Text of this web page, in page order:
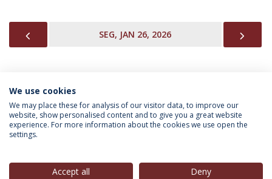
SEG, JAN 26, 2026
INFORMAÇÃO PARA
We use cookies
We may place these for analysis of our visitor data, to improve our
website, show personalised content and to give you a great website
experience. For more information about the cookies we use open the
settings.
Accept all Deny